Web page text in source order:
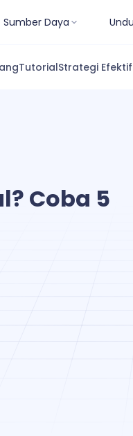
Sumber Daya
TutorialStrategi Efektif
Coba 5